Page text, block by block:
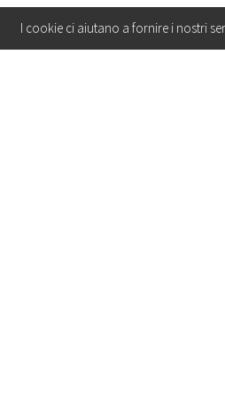
I cookie ci aiutano a fornire i nostri